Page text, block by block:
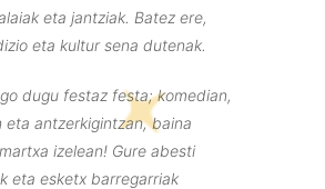
eta jantziak. Batez ere,
eta kultur sena dutenak.
dugu festaz festa; komedian,
eta antzerkigintzan, baina
izelean! Gure abesti
eta esketx barregarriak